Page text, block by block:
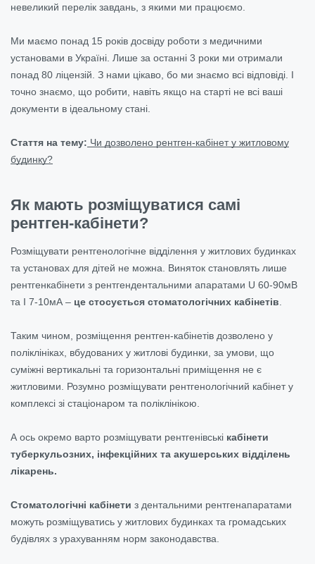
невеликий перелік завдань, з якими ми працюємо.
Ми маємо понад 15 років досвіду роботи з медичними
установами в Україні. Лише за останні 3 роки ми отримали
понад 80 ліцензій. З нами цікаво, бо ми знаємо всі відповіді. І
точно знаємо, що робити, навіть якщо на старті не всі ваші
документи в ідеальному стані.
Стаття на тему: Чи дозволено рентген-кабінет у житловому
будинку?
Як мають розміщуватися самі
рентген-кабінети?
Розміщувати рентгенологічне відділення у житлових будинках
та установах для дітей не можна. Виняток становлять лише
рентгенкабінети з рентгендентальними апаратами U 60-90мВ
та I 7-10мА – це стосується стоматологічних кабінетів
Таким чином, розміщення рентген-кабінетів дозволено у
поліклініках, вбудованих у житлові будинки, за умови, що
суміжні вертикальні та горизонтальні приміщення не є
житловими. Розумно розміщувати рентгенологічний кабінет у
комплексі зі стаціонаром та поліклінікою.
А ось окремо варто розміщувати рентгенівські кабінети
туберкульозних, інфекційних та акушерських відділень
лікарень.
Стоматологічні кабінети з дентальними рентгенапаратами
можуть розміщуватись у житлових будинках та громадських
будівлях з урахуванням норм законодавства.